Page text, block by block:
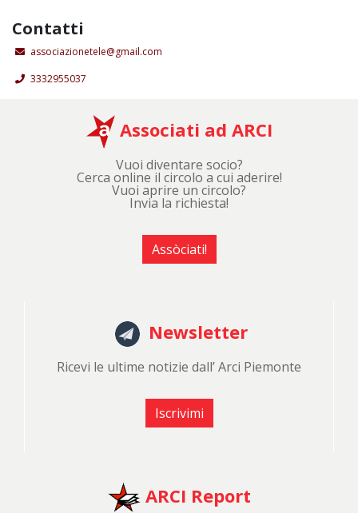
Contatti
associazionetele@gmail.com
3332955037
Associati ad ARCI
Vuoi diventare socio?
Cerca online il circolo a cui aderire!
Vuoi aprire un circolo?
Invia la richiesta!
Assòciati!
Newsletter
Ricevi le ultime notizie dall’ Arci Piemonte
Iscrivimi
ARCI Report